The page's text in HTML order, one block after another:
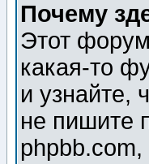
Почему
Этот
какая-то
и узнайте,
не пишите
phpbb.com,